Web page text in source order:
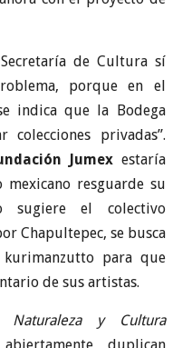
de Cultura sí
porque en el
indica que la Bodega
colecciones privadas”.
Jumex estaría
resguarde su
el colectivo
Chapultepec, se busca
para que
de sus artistas.
Naturaleza y Cultura